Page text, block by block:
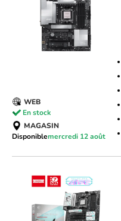
WEB
En stock
MAGASIN
Disponiblemercredi 12 août